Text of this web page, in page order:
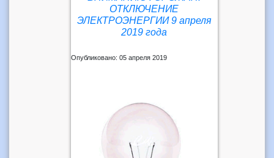
ОТКЛЮЧЕНИЕ
ЭЛЕКТРОЭНЕРГИИ 9 апреля
2019 года
Опубликовано: 05 апреля 2019